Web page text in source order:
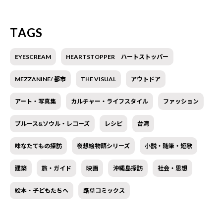
TAGS
EYESCREAM HEARTSTOPPER ハートストッパー
MEZZANINE/ 都市 THE VISUAL アウトドア
アート・写真集 カルチャー・ライフスタイル ファッション
ブルース&ソウル・レコーズ レシピ 台湾
味なたてもの探訪 夜想絵物語シリーズ 小説・随筆・短歌
建築 旅・ガイド 映画 沖縄島探訪 社会・思想
絵本・子どもたちへ 路草コミックス